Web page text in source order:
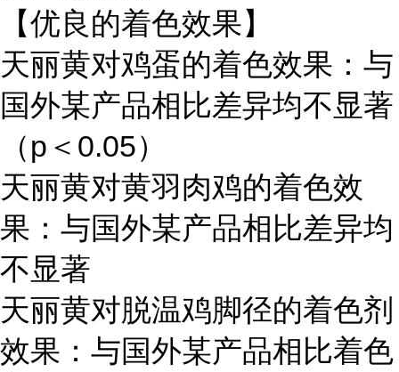
【优良的着色效果】
天丽黄对鸡蛋的着色效果：与
国外某产品相比差异均不显著
（p＜0.05）
天丽黄对黄羽肉鸡的着色效
果：与国外某产品相比差异均
不显著
天丽黄对脱温鸡脚径的着色剂
效果：与国外某产品相比着色